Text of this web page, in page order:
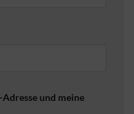
und meine